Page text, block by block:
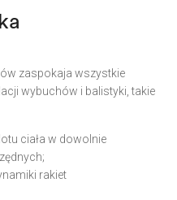
zaspokaja wszystkie
wybuchów i balistyki, takie
ciała w dowolnie
rakiet